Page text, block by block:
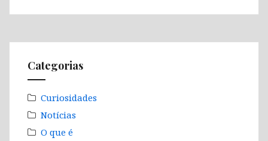
Categorias
Curiosidades
Notícias
O que é